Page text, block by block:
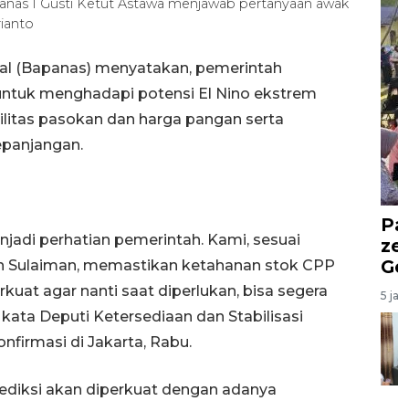
I Gusti Ketut Astawa menjawab pertanyaan awak
(Bapanas) menyatakan, pemerintah
menghadapi potensi El Nino ekstrem
pasokan dan harga pangan serta
perhatian pemerintah. Kami, sesuai
Sulaiman, memastikan ketahanan stok CPP
agar nanti saat diperlukan, bisa segera
Deputi Ketersediaan dan Stabilisasi
di Jakarta, Rabu.
akan diperkuat dengan adanya
5